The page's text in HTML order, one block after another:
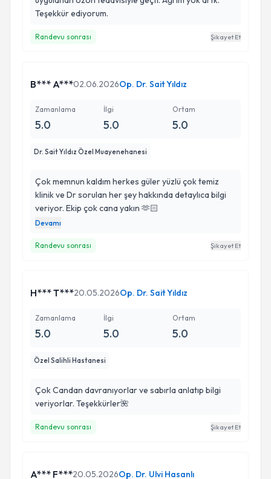
Teşekkür ediyorum.
Randevu sonrası Şikayet Et
B*** A***02.06.2026Op. Dr. Sait Yıldız
Zamanlama
5.0
İlgi
5.0
Ortam
5.0
Dr. Sait Yıldız Özel Muayenehanesi
Çok memnun kaldım herkes güler yüzlü çok temiz
klinik ve Dr sorulan her şey hakkında detaylıca bilgi
veriyor. Ekip çok cana yakın 🫶🏻
Devamı
Randevu sonrası Şikayet Et
H*** T***20.05.2026Op. Dr. Sait Yıldız
Zamanlama
5.0
İlgi
5.0
Ortam
5.0
Özel Salihli Hastanesi
Çok Candan davranıyorlar ve sabırla anlatıp bilgi
veriyorlar. Teşekkürler🌺
Randevu sonrası Şikayet Et
A*** F***20.05.2026Op. Dr. Ulvi Hasanlı